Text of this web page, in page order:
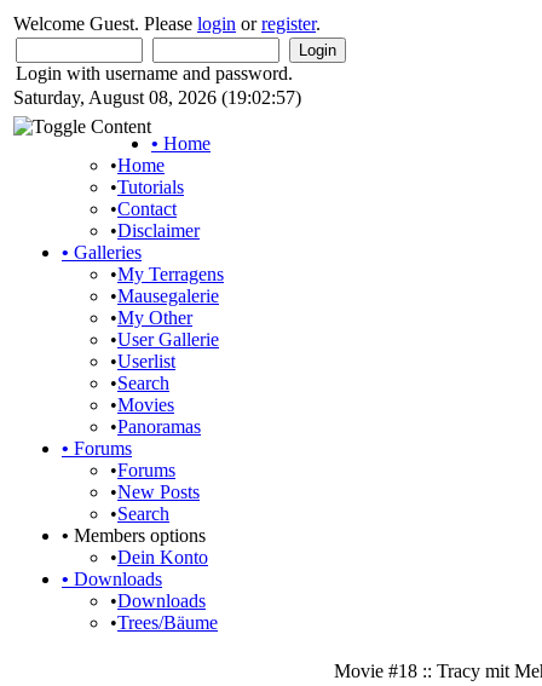
Welcome Guest. Please login orregister.
Login with username and password.
Saturday, August 08, 2026 (19:02:57)
• Home
•Home
•Tutorials
•Contact
•Disclaimer
• Galleries
•My Terragens
•Mausegalerie
•My Other
•User Gallerie
•Userlist
•Search
•Movies
•Panoramas
• Forums
•Forums
•New Posts
•Search
• Members options
•Dein Konto
• Downloads
•Downloads
•Trees/Bäume
Movie #18 :: Tracy mit